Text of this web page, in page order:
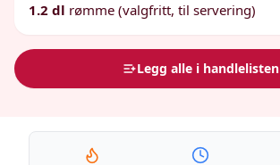
1.2 dl rømme (valgfritt, til servering)
Legg alle i handlelisten